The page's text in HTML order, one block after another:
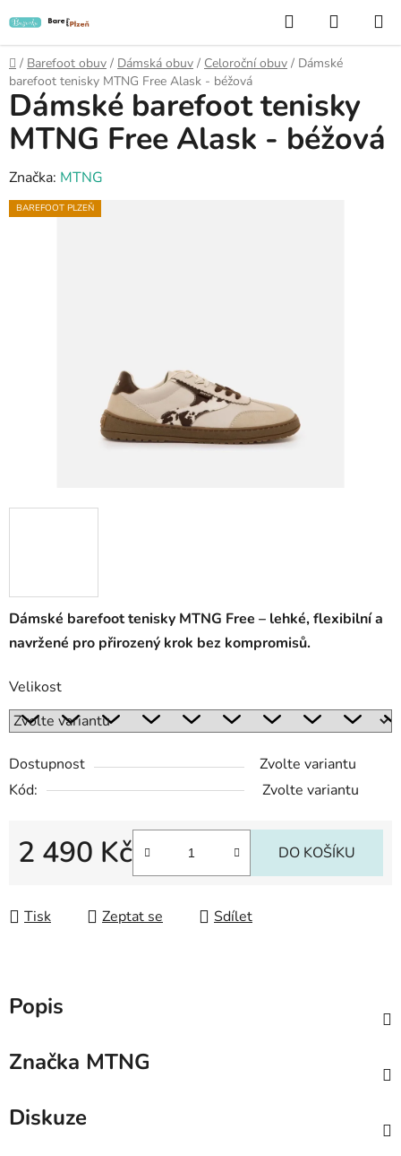
na
obsah
Hledat
KOŠÍK
Domů
/ Barefoot obuv / Dámská obuv / Celoroční obuv / Dámské
barefoot tenisky MTNG Free Alask - béžová
Dámské barefoot tenisky MTNG Free – lehké, flexibilní a
navržené pro přirozený krok bez kompromisů.
Velikost
Dostupnost
Zvolte variantu
Kód:
Zvolte variantu
2 490 Kč DO KOŠÍKU
Tisk Zeptat se Sdílet
Dámské barefoot tenisky
MTNG Free Alask - béžová
Značka: MTNG
BAREFOOT PLZEŇ
Popis
Značka MTNG
Diskuze